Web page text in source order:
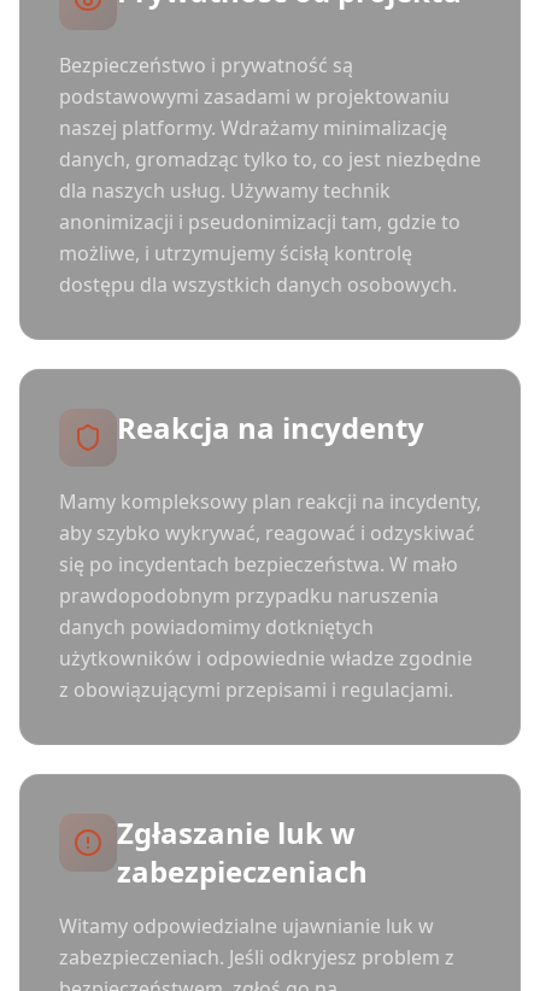
Bezpieczeństwo i prywatność są
podstawowymi zasadami w projektowaniu
naszej platformy. Wdrażamy minimalizację
danych, gromadząc tylko to, co jest niezbędne
dla naszych usług. Używamy technik
anonimizacji i pseudonimizacji tam, gdzie to
możliwe, i utrzymujemy ścisłą kontrolę
dostępu dla wszystkich danych osobowych.
Reakcja na incydenty
Mamy kompleksowy plan reakcji na incydenty,
aby szybko wykrywać, reagować i odzyskiwać
się po incydentach bezpieczeństwa. W mało
prawdopodobnym przypadku naruszenia
danych powiadomimy dotkniętych
użytkowników i odpowiednie władze zgodnie
z obowiązującymi przepisami i regulacjami.
Zgłaszanie luk w
zabezpieczeniach
Witamy odpowiedzialne ujawnianie luk w
zabezpieczeniach. Jeśli odkryjesz problem z